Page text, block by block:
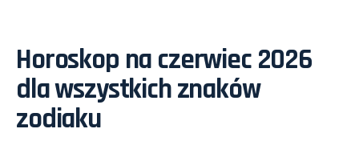
Horoskop na czerwiec 2026
dla wszystkich znaków
zodiaku